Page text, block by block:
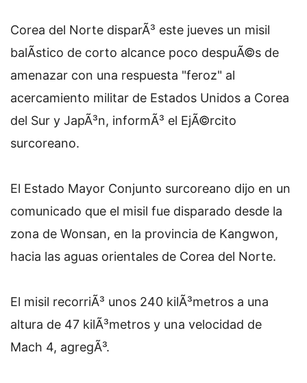
Corea del Norte disparÃ³ este jueves un misil
balÃ­stico de corto alcance poco despuÃ©s de
amenazar con una respuesta "feroz" al
acercamiento militar de Estados Unidos a Corea
del Sur y JapÃ³n, informÃ³ el EjÃ©rcito
surcoreano.
El Estado Mayor Conjunto surcoreano dijo en un
comunicado que el misil fue disparado desde la
zona de Wonsan, en la provincia de Kangwon,
hacia las aguas orientales de Corea del Norte.
El misil recorriÃ³ unos 240 kilÃ³metros a una
altura de 47 kilÃ³metros y una velocidad de
Mach 4, agregÃ³.